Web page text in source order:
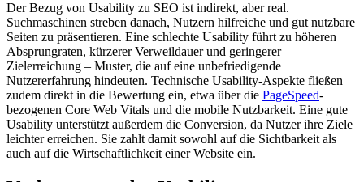
Der Bezug von Usability zu SEO ist indirekt, aber real.
Suchmaschinen streben danach, Nutzern hilfreiche und gut nutzbare
Seiten zu präsentieren. Eine schlechte Usability führt zu höheren
Absprungraten, kürzerer Verweildauer und geringerer
Zielerreichung – Muster, die auf eine unbefriedigende
Nutzererfahrung hindeuten. Technische Usability-Aspekte fließen
zudem direkt in die Bewertung ein, etwa über die PageSpeed-
bezogenen Core Web Vitals und die mobile Nutzbarkeit. Eine gute
Usability unterstützt außerdem die Conversion, da Nutzer ihre Ziele
leichter erreichen. Sie zahlt damit sowohl auf die Sichtbarkeit als
auch auf die Wirtschaftlichkeit einer Website ein.